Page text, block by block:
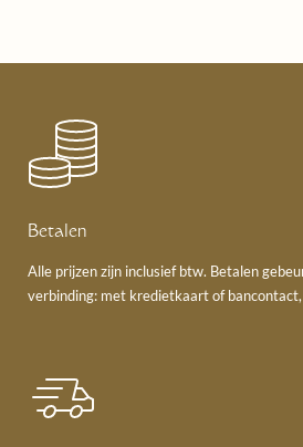
Betalen
Alle prijzen zijn inclusief btw. Betalen
verbinding: met kredietkaart of